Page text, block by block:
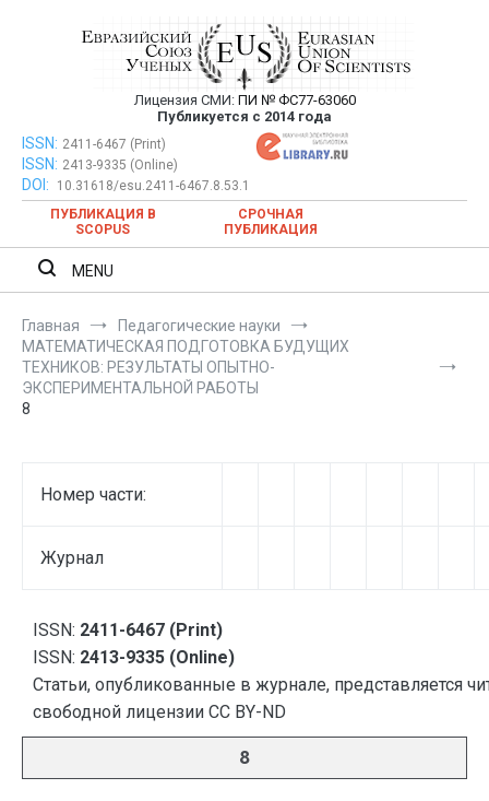
Евразийский Союз Ученых —
публикация научных статей в
ежемесячном научном журнале
Лицензия СМИ: ПИ № ФС77-63060
Публикуется с 2014 года
Евразийский Союз Ученых — публикация научных статей в
ежемесячном научном журнале
ISSN: 2411-6467 (Print)
ISSN: 2413-9335 (Online)
DOI:
10.31618/esu.2411-6467.8.53.1
ПУБЛИКАЦИЯ В
SCOPUS
СРОЧНАЯ
ПУБЛИКАЦИЯ
MENU
Главная
Педагогические науки
МАТЕМАТИЧЕСКАЯ ПОДГОТОВКА БУДУЩИХ
ТЕХНИКОВ: РЕЗУЛЬТАТЫ ОПЫТНО-
ЭКСПЕРИМЕНТАЛЬНОЙ РАБОТЫ
8
Номер части:
Журнал
ISSN: 2411-6467 (Print)
ISSN: 2413-9335 (Online)
Статьи, опубликованные в журнале, представляется
свободной лицензии CC BY-ND
8